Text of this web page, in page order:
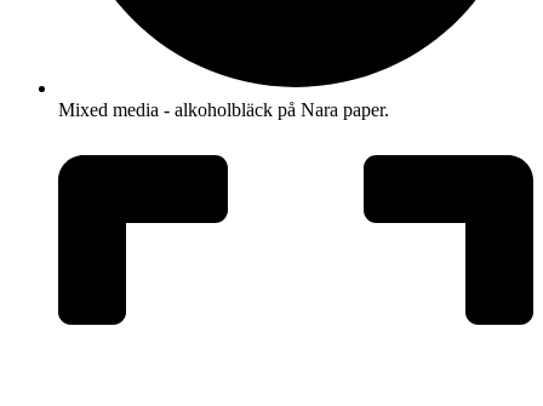
Mixed media - alkoholbläck på Nara paper.